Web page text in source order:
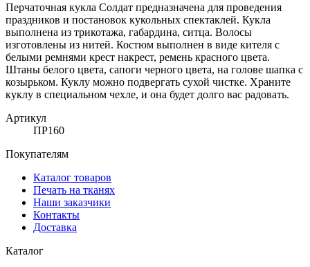
Перчаточная кукла Солдат предназначена для проведения
праздников и постановок кукольных спектаклей. Кукла
выполнена из трикотажа, габардина, ситца. Волосы
изготовлены из нитей. Костюм выполнен в виде кителя с
белыми ремнями крест накрест, ремень красного цвета.
Штаны белого цвета, сапоги черного цвета, на голове шапка с
козырьком. Куклу можно подвергать сухой чистке. Храните
куклу в специальном чехле, и она будет долго вас радовать.
Артикул
ПР160
Покупателям
Каталог товаров
Печать на тканях
Наши заказчики
Контакты
Доставка
Каталог